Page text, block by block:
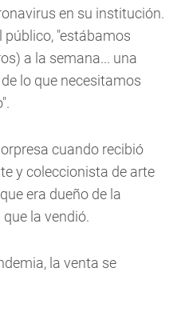
en su institución.
público, "estábamos
a la semana... una
lo que necesitamos
cuando recibió
y coleccionista de arte
era dueño de la
la vendió.
la venta se